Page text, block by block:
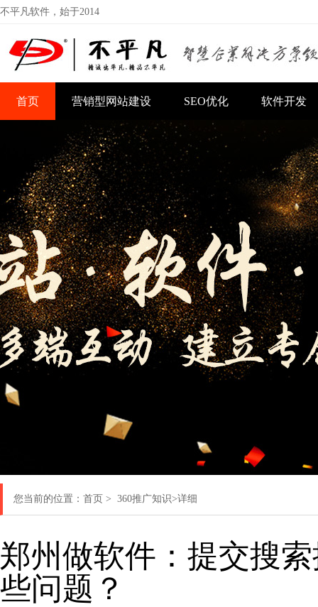
不平凡软件，始于2014
首页 营销型网站建设 SEO优化 软件开发
您当前的位置： 首页 > 360推广知识>详细
郑州做软件：提交搜
些问题？